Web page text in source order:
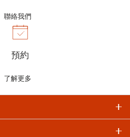
聯絡我們
預約
了解更多